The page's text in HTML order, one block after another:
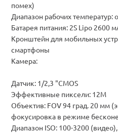
помех)
Диапазон рабочих температур:
Батарея питания: 2S Lipo 2600
Кронштейн для мобильных
смартфоны
Камера:
Датчик: 1/2,3 "CMOS
Эффективные пиксели: 12M
Объектив: FOV 94 град. 20 мм
фокусировка в режиме
Диапазон ISO: 100-3200